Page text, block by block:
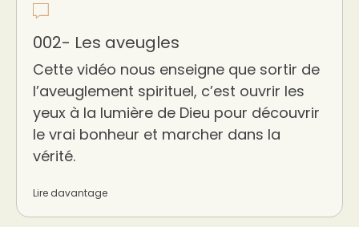
002- Les aveugles
Cette vidéo nous enseigne que sortir de
l’aveuglement spirituel, c’est ouvrir les
yeux à la lumière de Dieu pour découvrir
le vrai bonheur et marcher dans la
vérité.
Lire davantage